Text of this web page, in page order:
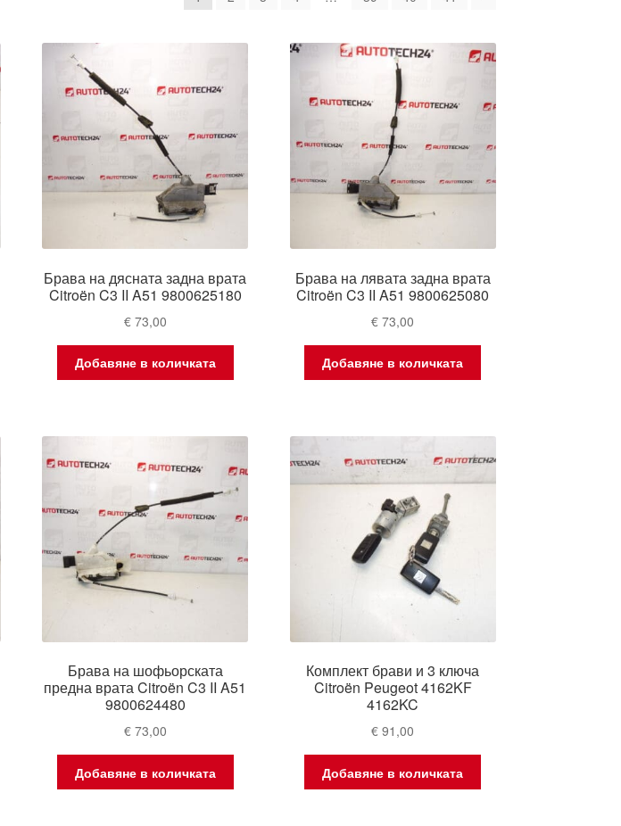
latest
Брава на дясната задна врата
Citroën C3 II A51 9800625180
€73,00
Добавяне в количката
Брава на лявата задна врата
Citroën C3 II A51 9800625080
€ 73,00
Добавяне в количката
Брава на шофьорската
предна врата Citroën C3 II A51
9800624480
€73,00
Добавяне в количката
Комплект брави и 3 ключа
Citroën Peugeot 4162KF
4162KC
€ 91,00
Добавяне в количката